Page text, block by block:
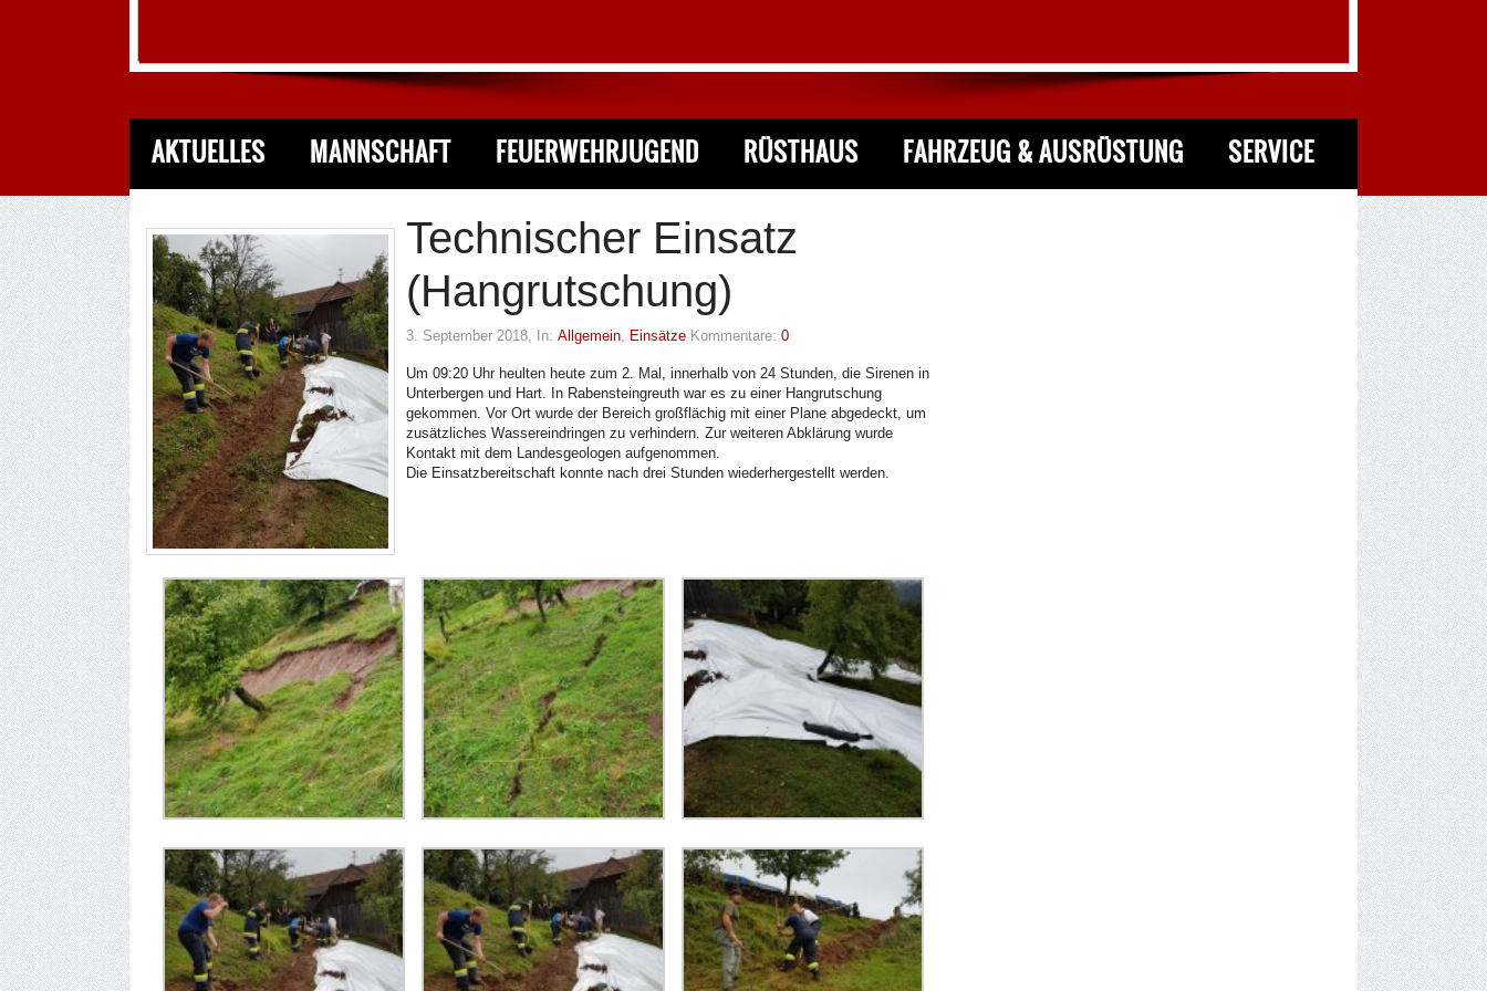
AKTUELLES MANNSCHAFT FEUERWEHRJUGEND RÜSTHAUS FAHRZEUG & AUSRÜSTUNG SERVICE
Technischer Einsatz
(Hangrutschung)
3. September 2018, In: Allgemein, Einsätze Kommentare: 0
Um 09:20 Uhr heulten heute zum 2. Mal, innerhalb von 24 Stunden, die Sirenen in
Unterbergen und Hart. In Rabensteingreuth war es zu einer Hangrutschung
gekommen. Vor Ort wurde der Bereich großflächig mit einer Plane abgedeckt, um
zusätzliches Wassereindringen zu verhindern. Zur weiteren Abklärung wurde
Kontakt mit dem Landesgeologen aufgenommen.
Die Einsatzbereitschaft konnte nach drei Stunden wiederhergestellt werden.